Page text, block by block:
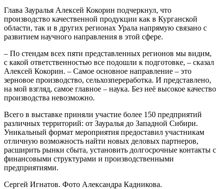
Глава Зауралья Алексей Кокорин подчеркнул, что
производство качественной продукции как в Курганской
области, так и в других регионах Урала напрямую связано с
развитием научного направления в этой сфере.
– По стендам всех пяти представленных регионов мы видим,
с какой ответственностью все подошли к подготовке, – сказал
Алексей Кокорин. – Самое основное направление – это
зерновое производство, сельхозпереработка. И представлено,
на мой взгляд, самое главное – наука. Без неё высокое качество
производства невозможно.
Всего в выставке приняли участие более 150 предприятий
различных территорий: от Зауралья до Западной Сибири.
Уникальный формат мероприятия предоставил участникам
отличную возможность найти новых деловых партнеров,
расширить рынки сбыта, установить долгосрочные контакты с
финансовыми структурами и производственными
предприятиями.
Сергей Игнатов. Фото Александра Кадникова.